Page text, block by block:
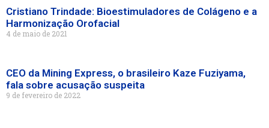
Cristiano Trindade: Bioestimuladores de Colágeno e a
Harmonização Orofacial
4 de maio de 2021
CEO da Mining Express, o brasileiro Kaze Fuziyama,
fala sobre acusação suspeita
9 de fevereiro de 2022